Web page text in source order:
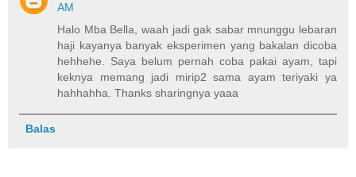
AM
Halo Mba Bella, waah jadi gak sabar mnunggu lebaran
haji kayanya banyak eksperimen yang bakalan dicoba
hehhehe. Saya belum pernah coba pakai ayam, tapi
keknya memang jadi mirip2 sama ayam teriyaki ya
hahhahha. Thanks sharingnya yaaa
Balas